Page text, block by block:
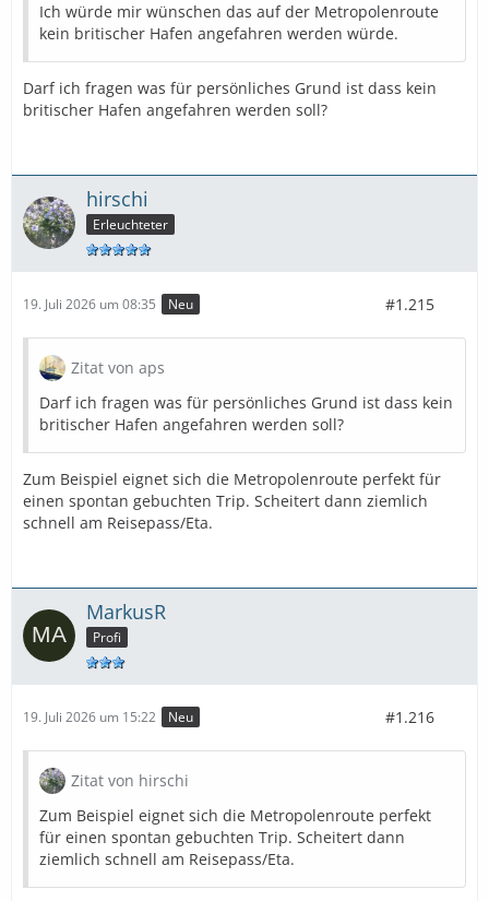
Ich würde mir wünschen das auf der Metropolenroute
kein britischer Hafen angefahren werden würde.
Darf ich fragen was für persönliches Grund ist dass kein
britischer Hafen angefahren werden soll?
hirschi
Erleuchteter
19. Juli 2026 um 08:35 Neu #1.215
Zitat von aps
Darf ich fragen was für persönliches Grund ist dass kein
britischer Hafen angefahren werden soll?
Zum Beispiel eignet sich die Metropolenroute perfekt für
einen spontan gebuchten Trip. Scheitert dann ziemlich
schnell am Reisepass/Eta.
MarkusR
Profi
19. Juli 2026 um 15:22 Neu #1.216
Zitat von hirschi
Zum Beispiel eignet sich die Metropolenroute perfekt
für einen spontan gebuchten Trip. Scheitert dann
ziemlich schnell am Reisepass/Eta.